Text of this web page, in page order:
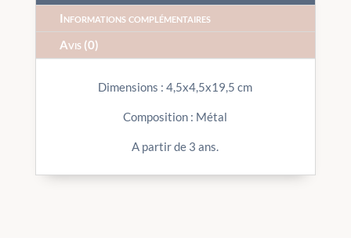
Informations complémentaires
Avis (0)
Dimensions : 4,5x4,5x19,5 cm
Composition : Métal
A partir de 3 ans.